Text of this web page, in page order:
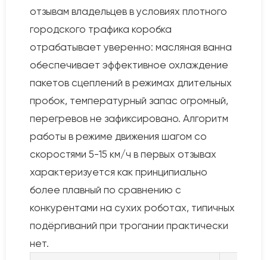
отзывам владельцев в условиях плотного
городского трафика коробка
отрабатывает уверенно: масляная ванна
обеспечивает эффективное охлаждение
пакетов сцеплений в режимах длительных
пробок, температурный запас огромный,
перегревов не зафиксировано. Алгоритм
работы в режиме движения шагом со
скоростями 5-15 км/ч в первых отзывах
характеризуется как принципиально
более плавный по сравнению с
конкурентами на сухих роботах, типичных
подёргиваний при трогании практически
нет.